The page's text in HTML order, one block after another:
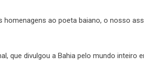
ao poeta baiano, o nosso
que divulgou a Bahia pelo mundo inteiro